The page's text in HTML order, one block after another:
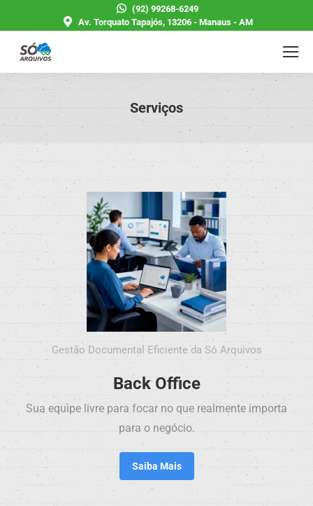
(92) 99268-6249
Av. Torquato Tapajós, 13206 - Manaus - AM
Serviços
Você está aqui:
Gestão Documental Eficiente da Só Arquivos
Back Office
Sua equipe livre para focar no que realmente importa
para o negócio.
Saiba Mais